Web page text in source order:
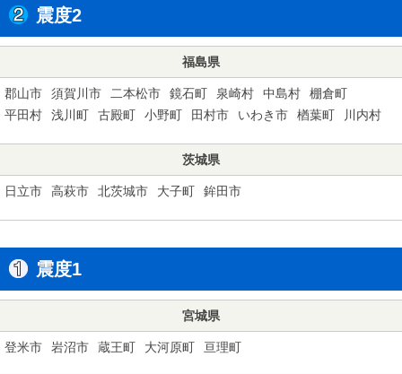
震度2
福島県
郡山市 須賀川市 二本松市 鏡石町 泉崎村 中島村
棚倉町
平田村
浅川町 古殿町 小野町 田村市 いわき市 楢葉町 川内村
茨城県
日立市 高萩市 北茨城市 大子町 鉾田市
震度1
宮城県
登米市 岩沼市 蔵王町 大河原町 亘理町